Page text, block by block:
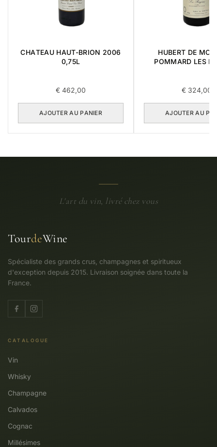
CHATEAU HAUT-BRION 2006
0,75L
€ 462,00
AJOUTER AU PANIER
HUBERT DE
POMMARD LES
€ 324,00
AJOUTER AU
L'art du vin, livré chez vous
TourdeWine
Spécialiste des grands crus, champagnes et spiritueux
d'exception depuis 2015. Livraison soignée dans toute la
France.
CATALOGUE
Vin
Whisky
Champagne
Calvados
Cognac
Millésimes